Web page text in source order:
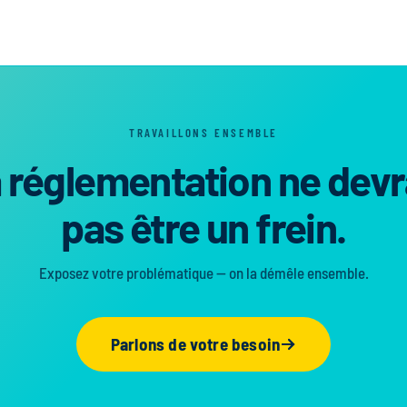
TRAVAILLONS ENSEMBLE
réglementation ne
pas être un frein.
Exposez votre problématique — on la démêle ensemble.
Parlons de votre besoin